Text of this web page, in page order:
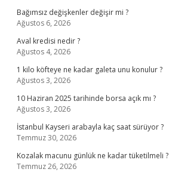
Bağımsız değişkenler değişir mi ?
Ağustos 6, 2026
Aval kredisi nedir ?
Ağustos 4, 2026
1 kilo köfteye ne kadar galeta unu konulur ?
Ağustos 3, 2026
10 Haziran 2025 tarihinde borsa açık mı ?
Ağustos 3, 2026
İstanbul Kayseri arabayla kaç saat sürüyor ?
Temmuz 30, 2026
Kozalak macunu günlük ne kadar tüketilmeli ?
Temmuz 26, 2026